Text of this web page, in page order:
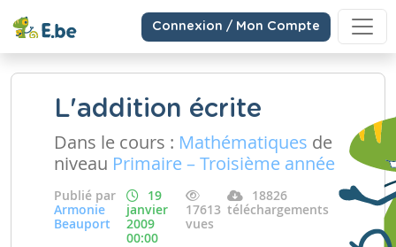
Connexion / Mon Compte
L'addition écrite
Dans le cours : Mathématiques de
niveau Primaire – Troisième année
Publié par
Armonie
Beauport
19
janvier
2009
00:00
17613
vues
18826
téléchargements